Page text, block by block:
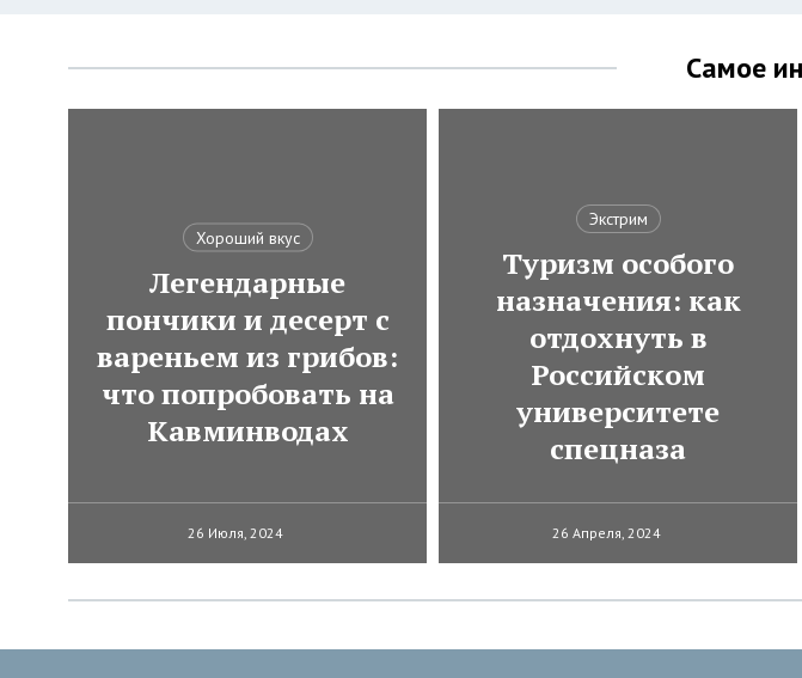
Самое
Хороший вкус
Легендарные
пончики и десерт с
вареньем из грибов:
что попробовать на
Кавминводах
26 Июля, 2024
Экстрим
Туризм особого
назначения: как
отдохнуть в
Российском
университете
спецназа
26 Апреля, 2024